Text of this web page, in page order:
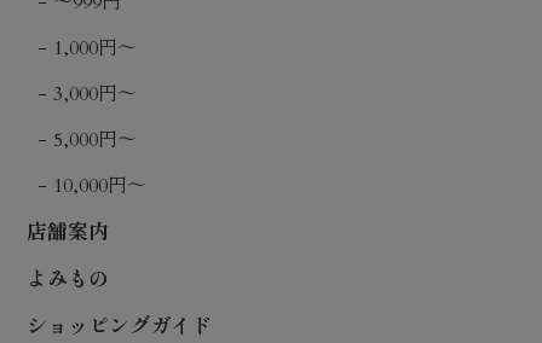
1,000円〜
3,000円〜
5,000円〜
10,000円〜
店舗案内
よみもの
ショッピングガイド